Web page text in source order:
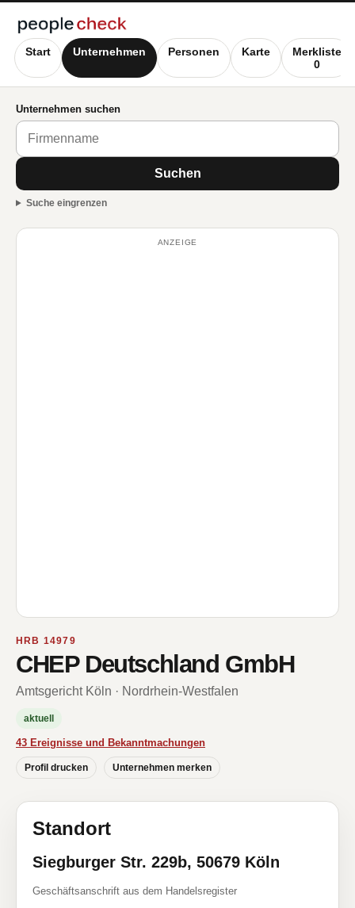
Start Unternehmen Personen Karte
Merkliste
0
Unternehmen suchen
Suchen
Suche eingrenzen
ANZEIGE
HRB 14979
CHEP Deutschland GmbH
Amtsgericht Köln · Nordrhein-Westfalen
aktuell
43 Ereignisse und Bekanntmachungen
Profil drucken Unternehmen merken
Standort
Siegburger Str. 229b, 50679 Köln
Geschäftsanschrift aus dem Handelsregister